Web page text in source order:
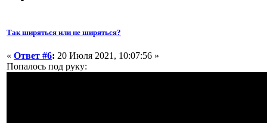
Так ширяться или не ширяться?
« Ответ #6: 20 Июля 2021, 10:07:56 »
Попалось под руку: